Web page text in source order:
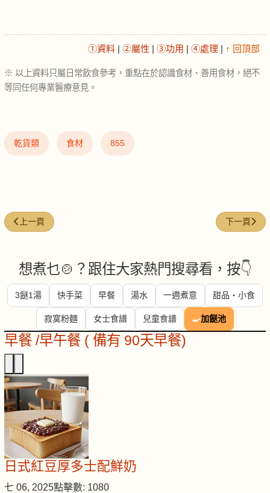
①資料 | ②屬性 | ③功用 | ④處理 | ↑ 回頂部
※ 以上資料只屬日常飲食參考，重點在於認識食材、善用食材，絕不
等同任何專業醫療意見。
乾貨類 食材 855
上一篇文章: 海參（乾） (dried sea cucumber)
上一頁 下一篇文
下一頁
想煮乜🍲？跟住大家熱門搜尋看，按👇
3餸1湯 快手菜 早餐 湯水 一週煮意 甜品・小食
寂寞粉麵 女士食譜 兒童食譜 🍳加餸池
早餐 /早午餐 ( 備有 90天早餐)
日式紅豆厚多士配鮮奶
七 06, 2025點擊數: 1080